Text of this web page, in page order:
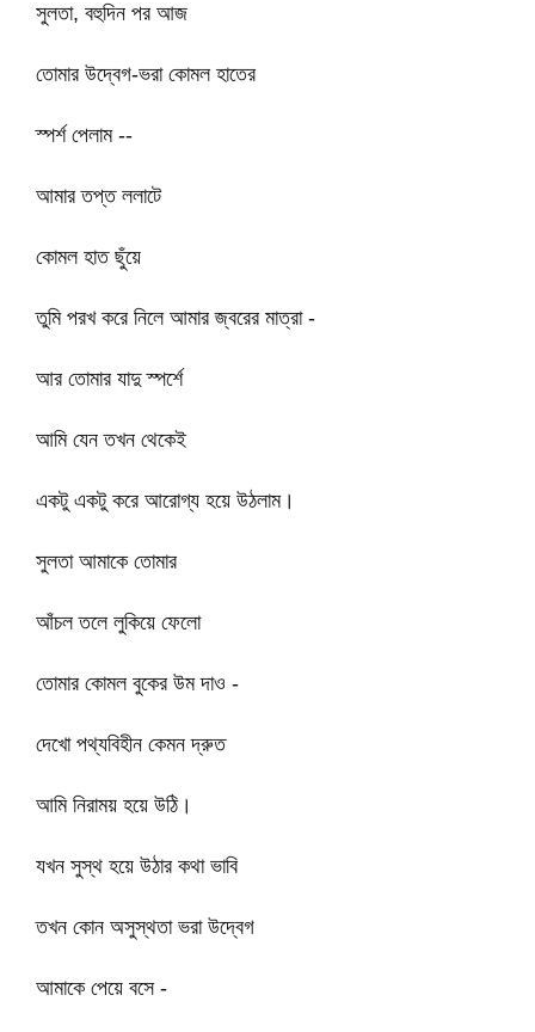
সুলতা, বহুদিন পর আজ
তোমার উদ্বেগ-ভরা কোমল হাতের
স্পর্শ পেলাম --
আমার তপ্ত ললাটে
কোমল হাত ছুঁয়ে
তুমি পরখ করে নিলে আমার জ্বরের মাত্রা -
আর তোমার যাদু স্পর্শে
আমি যেন তখন থেকেই
একটু একটু করে আরোগ্য হয়ে উঠলাম।
সুলতা আমাকে তোমার
আঁচল তলে লুকিয়ে ফেলো
তোমার কোমল বুকের উম দাও -
দেখো পথ্যবিহীন কেমন দ্রুত
আমি নিরাময় হয়ে উঠি।
যখন সুস্থ হয়ে উঠার কথা ভাবি
তখন কোন অসুস্থতা ভরা উদ্বেগ
আমাকে পেয়ে বসে -